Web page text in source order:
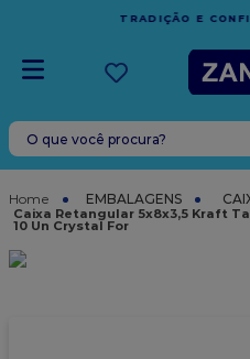
FRETE GRÁTIS
ESPÍRITO SANTO
O que você procura?
EMBALAGENS
Caixa Retangular 5x8x3,5 Kraft
10 Un Crystal For
TERMOS MAIS BUSCADOS
leite condensado
2º
caixa